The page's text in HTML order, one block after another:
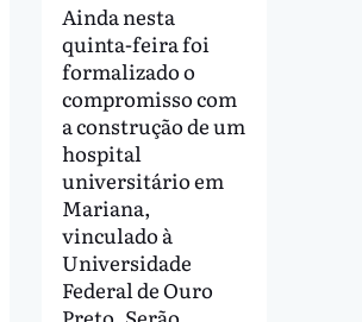
Ainda nesta
quinta-feira foi
formalizado o
compromisso com
a construção de um
hospital
universitário em
Mariana,
vinculado à
Universidade
Federal de Ouro